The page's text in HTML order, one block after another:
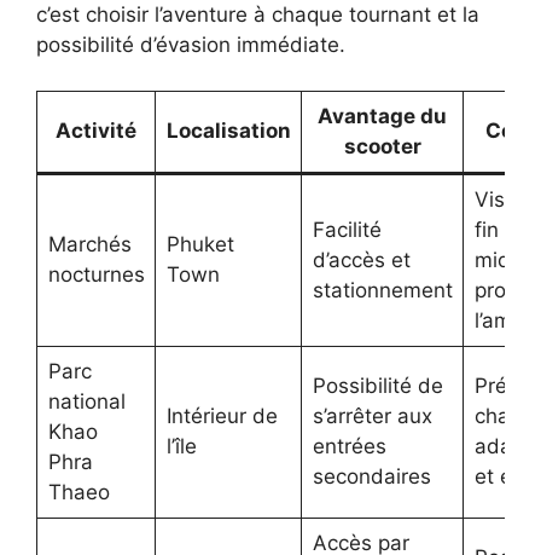
c’est choisir l’aventure à chaque tournant et la
possibilité d’évasion immédiate.
Activité Localisation
Avantage du
scooter
Marchés
nocturnes
Phuket
Town
Facilité
d’accès et
stationnement
Visiter
fin
midi
Parc
national
Khao
Phra
Thaeo
Intérieur de
l’île
Possibilité de
s’arrêter aux
entrées
secondaires
Prévoir
et eau
Accès par